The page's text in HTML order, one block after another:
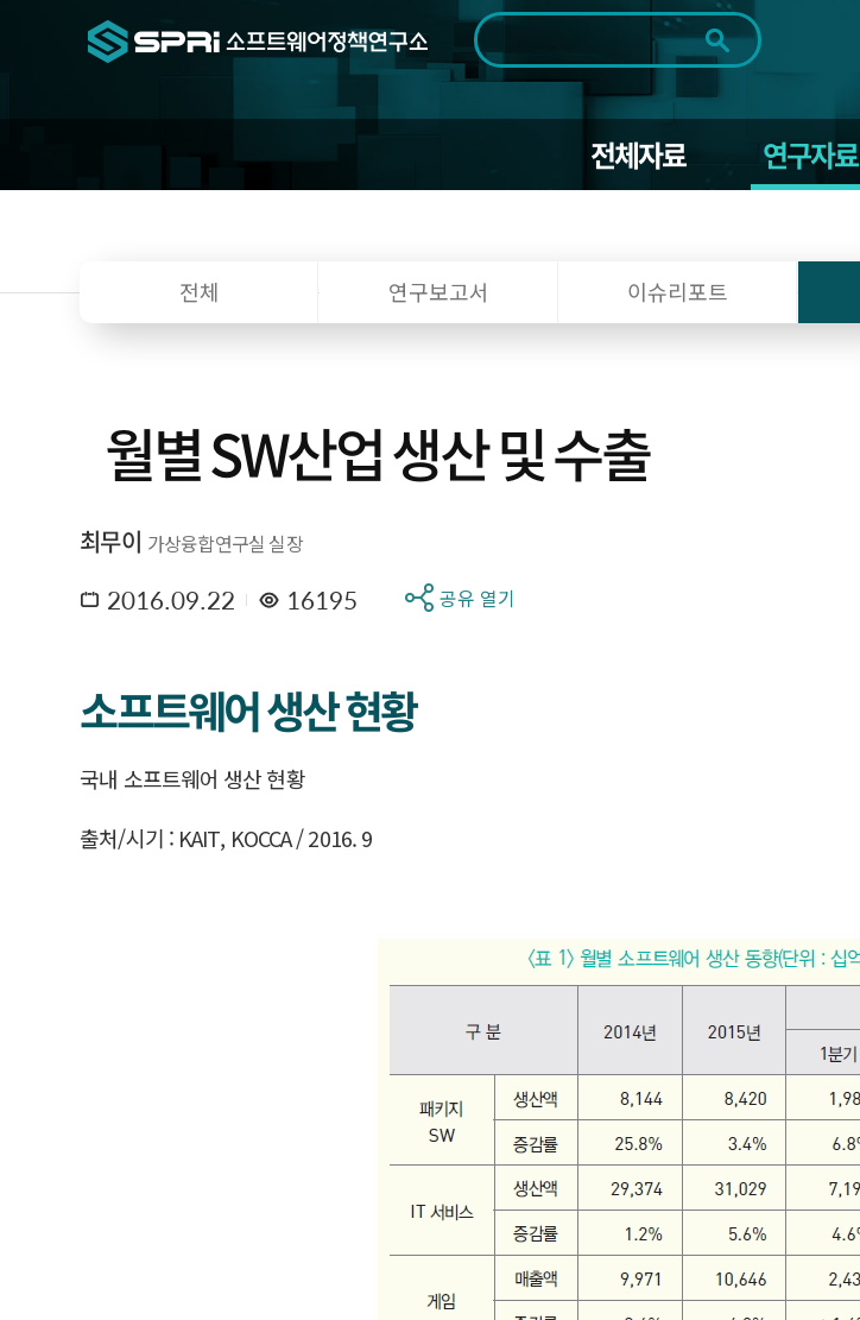
검색범위 전체
기간 전체 1일 1주 1개월 3개월 1년
~
전체자료 연구자료
전체 연구보고서 이슈리포트
월별 SW산업 생산 및 수출
최무이 가상융합연구실 실장
2016.09.22 16195 공유 열기
소프트웨어 생산 현황
국내 소프트웨어 생산 현황
출처/시기 : KAIT, KOCCA / 2016. 9